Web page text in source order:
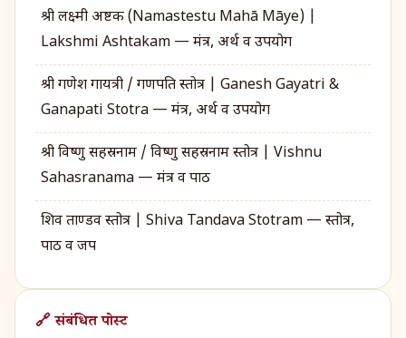
श्री लक्ष्मी अष्टक (Namastestu Mahā Māye) |
Lakshmi Ashtakam — मंत्र, अर्थ व उपयोग
श्री गणेश गायत्री / गणपति स्तोत्र | Ganesh Gayatri &
Ganapati Stotra — मंत्र, अर्थ व उपयोग
श्री विष्णु सहस्रनाम / विष्णु सहस्रनाम स्तोत्र | Vishnu
Sahasranama — मंत्र व पाठ
शिव ताण्डव स्तोत्र | Shiva Tandava Stotram — स्तोत्र,
पाठ व जप
🔗 संबंधित पोस्ट